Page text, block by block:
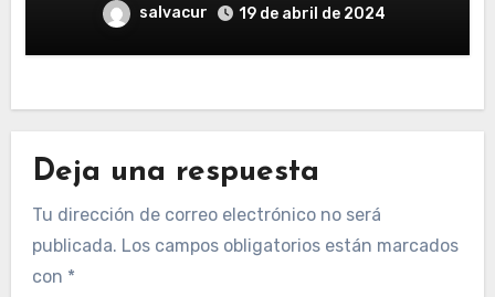
salvacur 19 de abril de 2024
Deja una respuesta
Tu dirección de correo electrónico no será
publicada. Los campos obligatorios están marcados
con *